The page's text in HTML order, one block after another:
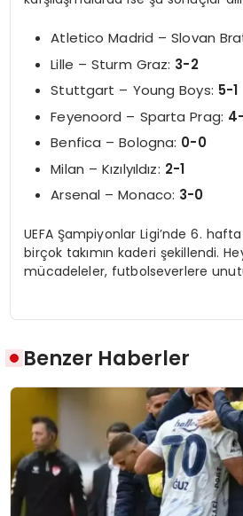
Atletico Madrid – Slovan
Lille – Sturm Graz: 3-2
Stuttgart – Young Boys: 5-1
Feyenoord – Sparta Prag:
Benfica – Bologna: 0-0
Milan – Kızılyıldız: 2-1
Arsenal – Monaco: 3-0
UEFA Şampiyonlar Ligi’nde 6.
birçok takımın kaderi şekillendi.
mücadeleler, futbolseverlere
Benzer Haberler